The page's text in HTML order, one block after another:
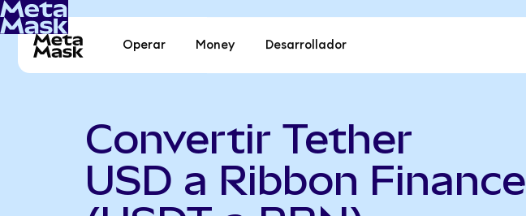
Operar Money Desarrollador
Convertir Tether
USD a Ribbon Finance